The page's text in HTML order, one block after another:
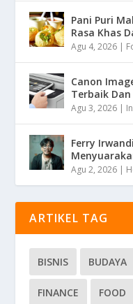
Pani Puri
Rasa Khas
Agu 4, 2026 |
Canon
Terbaik
Agu 3, 2026 |
Ferry
Agu 2, 2026 |
ARTIKEL TAG
BISNIS BUDAYA
FINANCE FOOD